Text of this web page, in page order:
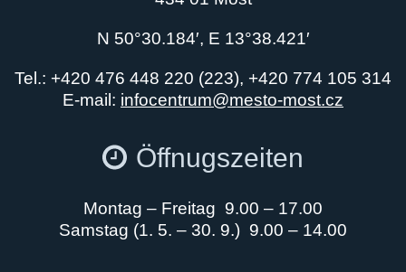
N 50°30.184′, E 13°38.421′
Tel.: +420 476 448 220 (223), +420 774 105 314
E-mail: infocentrum@mesto-most.cz
Öffnugszeiten
Montag – Freitag 9.00 – 17.00
Samstag (1. 5. – 30. 9.) 9.00 – 14.00